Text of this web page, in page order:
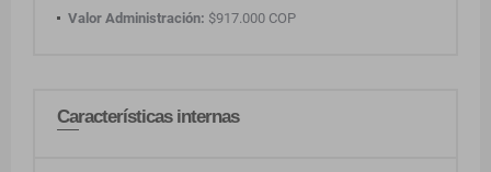
Valor Administración: $917.000 COP
Características internas